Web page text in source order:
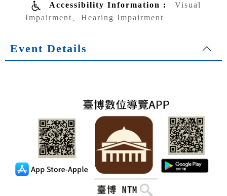
Accessibility Information :
Visual
Impairment、Hearing Impairment
Event Details